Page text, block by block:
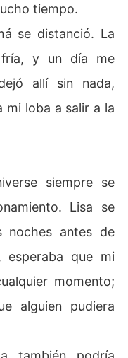
tiempo.
se distanció. La
y un día me
allí sin nada,
mi loba a salir a la
siempre se
Lisa se
noches antes de
que mi
momento;
alguien pudiera